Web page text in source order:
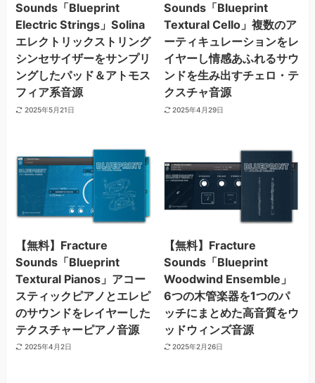
Sounds「Blueprint
Electric Strings」Solina
エレクトリックストリング
シンセサイザーをサンプリ
ングしたパッド＆アトモス
フィア系音源
2025年5月21日
Sounds「Blueprint
Textural Cello」複数のア
ーティキュレーションをレ
イヤーし情感あふれるサウ
ンドを生み出すチェロ・テ
クスチャ音源
2025年4月29日
【無料】Fracture
Sounds「Blueprint
Textural Pianos」アコー
スティックピアノとエレピ
のサウンドをレイヤーした
テクスチャーピアノ音源
2025年4月2日
【無料】Fracture
Sounds「Blueprint
Woodwind Ensemble」
6つの木管楽器を1つのパ
ッチにまとめた高音質をウ
ッドウィンズ音源
2025年2月26日